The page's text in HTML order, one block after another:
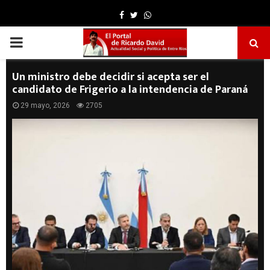
Facebook
TwitterWhatsapp
PRIMARY
MENU
Un ministro debe decidir si acepta ser el
candidato de Frigerio a la intendencia de Paraná
29 mayo, 2026 2705